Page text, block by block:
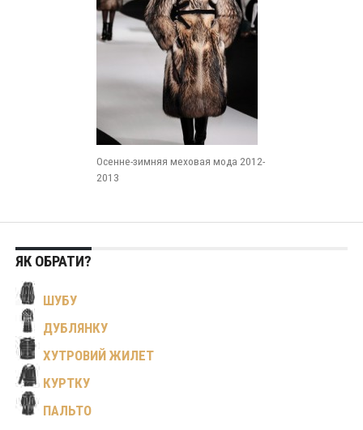
Осенне-зимняя меховая мода 2012-
2013
ЯК ОБРАТИ?
ШУБУ
ДУБЛЯНКУ
ХУТРОВИЙ ЖИЛЕТ
КУРТКУ
ПАЛЬТО